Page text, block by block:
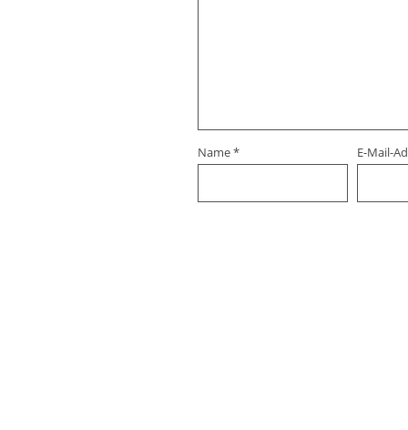
Name* E-Mail-